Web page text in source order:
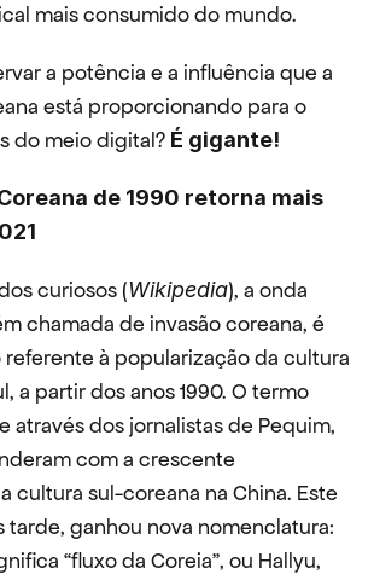
mais consumido do mundo.
a potência e a influência que a
está proporcionando para o
do meio digital? É gigante!
de 1990 retorna mais
curiosos (Wikipedia), a onda
chamada de invasão coreana, é
à popularização da cultura
a partir dos anos 1990. O termo
através dos jornalistas de Pequim,
com a crescente
cultura sul-coreana na China. Este
tarde, ganhou nova nomenclatura:
“fluxo da Coreia”, ou Hallyu,